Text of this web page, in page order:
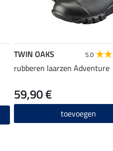
TWIN OAKS 5.0
rubberen laarzen Adventure
59,90 €
toevoegen